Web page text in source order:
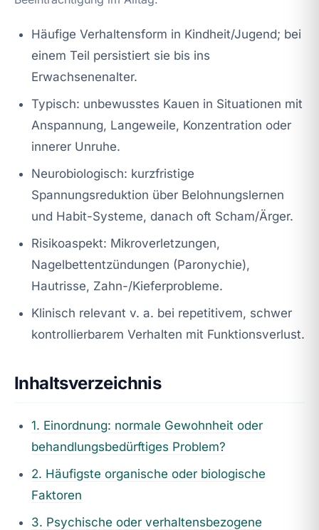
Häufige Verhaltensform in Kindheit/Jugend; bei
einem Teil persistiert sie bis ins
Erwachsenenalter.
Typisch: unbewusstes Kauen in Situationen mit
Anspannung, Langeweile, Konzentration oder
innerer Unruhe.
Neurobiologisch: kurzfristige
Spannungsreduktion über Belohnungslernen
und Habit-Systeme, danach oft Scham/Ärger.
Risikoaspekt: Mikroverletzungen,
Nagelbettentzündungen (Paronychie),
Hautrisse, Zahn-/Kieferprobleme.
Klinisch relevant v. a. bei repetitivem, schwer
kontrollierbarem Verhalten mit Funktionsverlust.
Inhaltsverzeichnis
1. Einordnung: normale Gewohnheit oder
behandlungsbedürftiges Problem?
2. Häufigste organische oder biologische
Faktoren
3. Psychische oder verhaltensbezogene